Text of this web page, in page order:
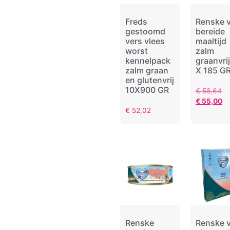
Freds
gestoomd
vers vlees
worst
kennelpack
zalm graan
en glutenvrij
10X900 GR
€ 52,02
Renske
bereide
maaltijd
zalm
X 185
€58,64
€ 55,00
Renske
Renske